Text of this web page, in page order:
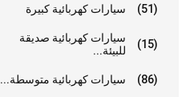
سيارات كهربائية كبيرة (51)
سيارات كهربائية صديقة
للبيئة...
(15)
سيارات كهربائية متوسطة... (86)